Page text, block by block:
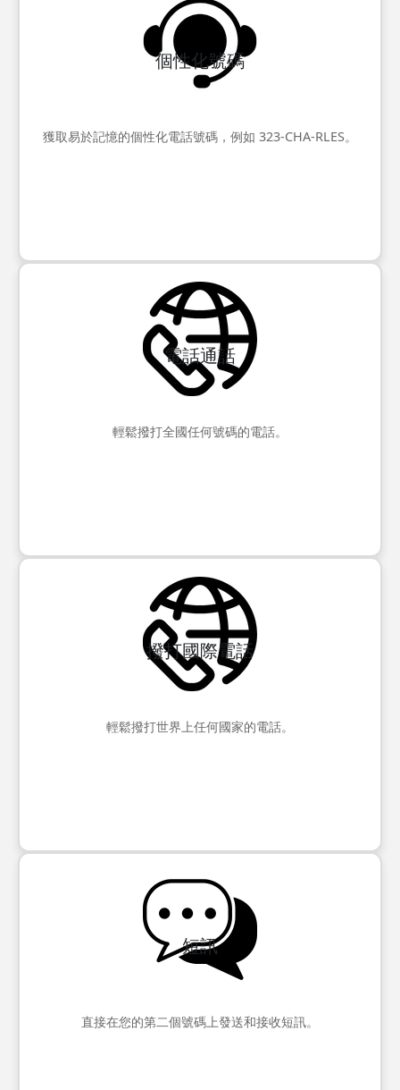
個性化號碼
獲取易於記憶的個性化電話號碼，例如 323-CHA-RLES。
電話通話
輕鬆撥打全國任何號碼的電話。
撥打國際電話
輕鬆撥打世界上任何國家的電話。
短訊
直接在您的第二個號碼上發送和接收短訊。